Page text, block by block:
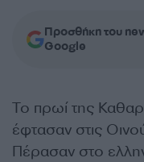
Προσθήκη του
Google
Το πρωί της
έφτασαν στις
Πέρασαν στο